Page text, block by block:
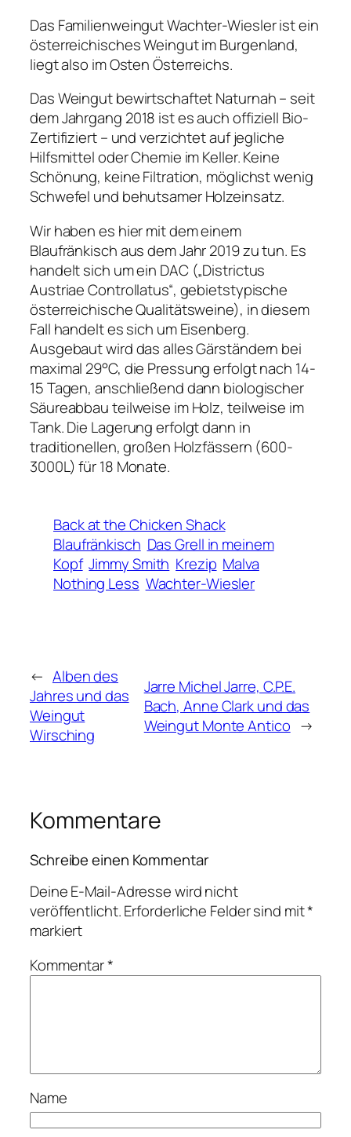
Das Familienweingut Wachter-Wiesler ist ein
österreichisches Weingut im Burgenland,
liegt also im Osten Österreichs.
Das Weingut bewirtschaftet Naturnah – seit
dem Jahrgang 2018 ist es auch offiziell Bio-
Zertifiziert – und verzichtet auf jegliche
Hilfsmittel oder Chemie im Keller. Keine
Schönung, keine Filtration, möglichst wenig
Schwefel und behutsamer Holzeinsatz.
Wir haben es hier mit dem einem
Blaufränkisch aus dem Jahr 2019 zu tun. Es
handelt sich um ein DAC („Districtus
Austriae Controllatus“, gebietstypische
österreichische Qualitätsweine), in diesem
Fall handelt es sich um Eisenberg.
Ausgebaut wird das alles Gärständern bei
maximal 29°C, die Pressung erfolgt nach 14-
15 Tagen, anschließend dann biologischer
Säureabbau teilweise im Holz, teilweise im
Tank. Die Lagerung erfolgt dann in
traditionellen, großen Holzfässern (600-
3000L) für 18 Monate.
Back at the Chicken Shack
Blaufränkisch Das Grell in meinem
Kopf Jimmy Smith Krezip Malva
Nothing Less Wachter-Wiesler
← Alben des
Jahres und das
Weingut
Wirsching
Jarre Michel Jarre, C.P.E.
Bach, Anne Clark und das
Weingut Monte Antico →
Kommentare
Schreibe einen Kommentar
Deine E-Mail-Adresse wird nicht
veröffentlicht.Erforderliche Felder sind mit*
markiert
Kommentar*
Name